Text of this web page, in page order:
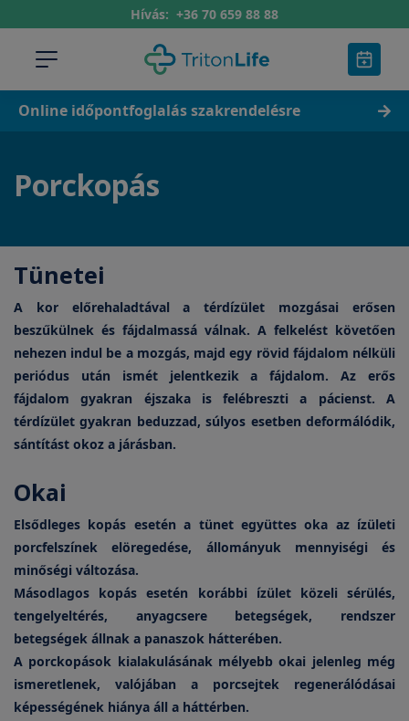
Hívás: +36 70 659 88 88
Online időpontfoglalás szakrendelésre
Porckopás
Tünetei
A kor előrehaladtával a térdízület mozgásai erősen
beszűkülnek és fájdalmassá válnak. A felkelést követően
nehezen indul be a mozgás, majd egy rövid fájdalom nélküli
periódus után ismét jelentkezik a fájdalom. Az erős
fájdalom gyakran éjszaka is felébreszti a pácienst. A
térdízület gyakran beduzzad, súlyos esetben deformálódik,
sántítást okoz a járásban.
Okai
Elsődleges kopás esetén a tünet együttes oka az ízületi
porcfelszínek elöregedése, állományuk mennyiségi és
minőségi változása.
Másodlagos kopás esetén korábbi ízület közeli sérülés,
tengelyeltérés, anyagcsere betegségek, rendszer
betegségek állnak a panaszok hátterében.
A porckopások kialakulásának mélyebb okai jelenleg még
ismeretlenek, valójában a porcsejtek regenerálódásai
képességének hiánya áll a háttérben.